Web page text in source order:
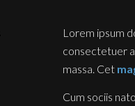
Lorem ipsum
consectetuer
massa. Cet
Cum sociis